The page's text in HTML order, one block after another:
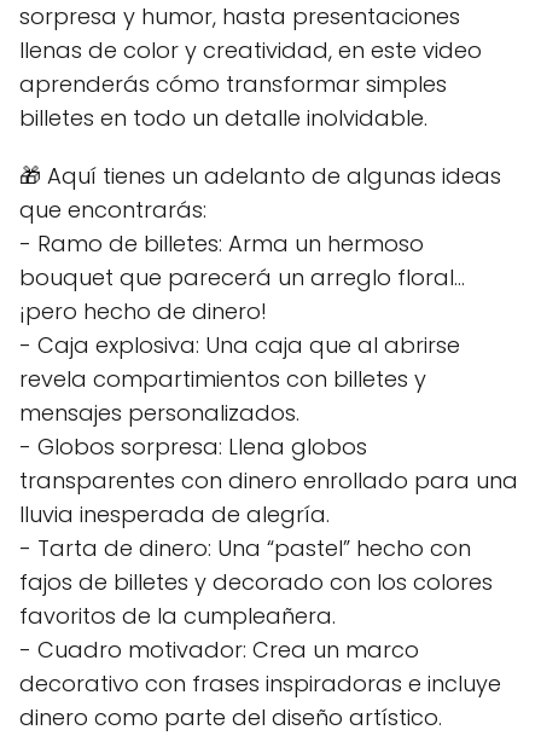
sorpresa y humor, hasta presentaciones
llenas de color y creatividad, en este video
aprenderás cómo transformar simples
billetes en todo un detalle inolvidable.
🎁 Aquí tienes un adelanto de algunas ideas
que encontrarás:
- Ramo de billetes: Arma un hermoso
bouquet que parecerá un arreglo floral...
¡pero hecho de dinero!
- Caja explosiva: Una caja que al abrirse
revela compartimientos con billetes y
mensajes personalizados.
- Globos sorpresa: Llena globos
transparentes con dinero enrollado para una
lluvia inesperada de alegría.
- Tarta de dinero: Una “pastel” hecho con
fajos de billetes y decorado con los colores
favoritos de la cumpleañera.
- Cuadro motivador: Crea un marco
decorativo con frases inspiradoras e incluye
dinero como parte del diseño artístico.